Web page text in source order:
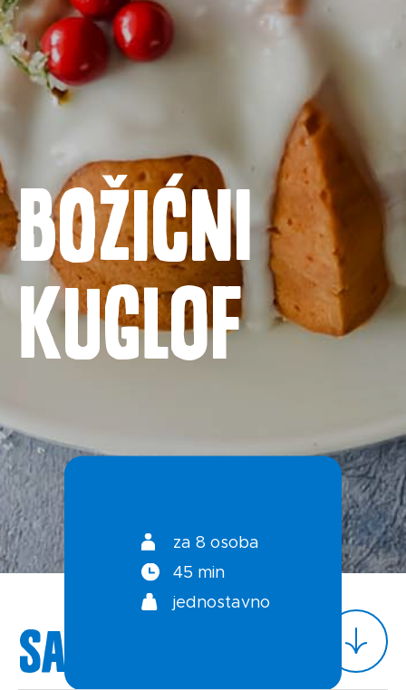
Proizvodi
Recepti
Priča o ABC siru
Novosti
Kontakt
Božićni
kuglof
za 8 osoba
45 min
jednostavno
Sastojci